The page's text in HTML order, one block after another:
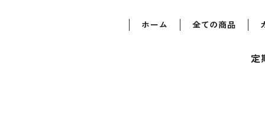
ホーム 全ての商品
定